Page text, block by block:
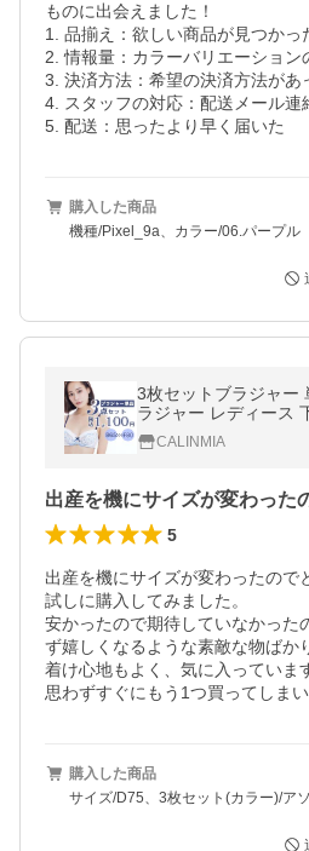
ものに出会えました！
1. 品揃え：欲しい商品が見つかっ
2. 情報量：カラーバリエーション
3. 決済方法：希望の決済方法があ
4. スタッフの対応：配送メール連
5. 配送：思ったより早く届いた
購入した商品
機種/Pixel_9a、カラー/06.パープル
3枚セットブラジャー
ラジャー レディース
み ブラ単品 大きいサ
いCALINMIA
5
出産を機にサイズが変わったので
試しに購入してみました。
安かったので期待していなかった
ず嬉しくなるような素敵な物ばか
着け心地もよく、気に入っていま
思わずすぐにもう1つ買ってしま
購入した商品
サイズ/D75、3枚セット(カラー)/ア